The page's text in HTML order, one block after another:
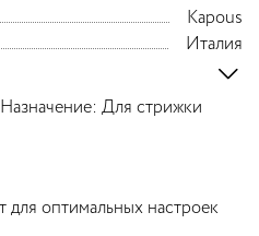
Kapous
Италия
Для стрижки
для оптимальных настроек